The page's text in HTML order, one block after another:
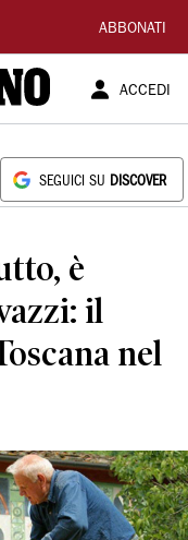
ABBONATI
ACCEDI
SEGUICI SU DISCOVER
è
il
nel